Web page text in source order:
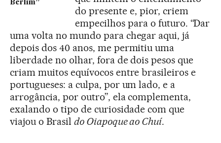
Berlim”
do presente e, pior, criem
empecilhos para o futuro. “Dar
uma volta no mundo para chegar aqui, já
depois dos 40 anos, me permitiu uma
liberdade no olhar, fora de dois pesos que
criam muitos equívocos entre brasileiros e
portugueses: a culpa, por um lado, e a
arrogância, por outro”, ela complementa,
exalando o tipo de curiosidade com que
viajou o Brasil do Oiapoque ao Chuí.